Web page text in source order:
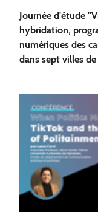
Journée d'étude
hybridation,
numériques des
dans sept villes